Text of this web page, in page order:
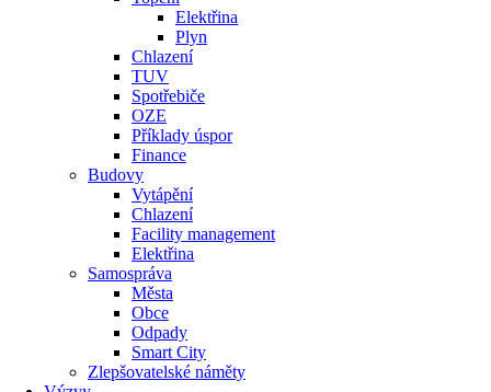
Elektřina
Plyn
Chlazení
TUV
Spotřebiče
OZE
Příklady úspor
Finance
Budovy
Vytápění
Chlazení
Facility management
Elektřina
Samospráva
Města
Obce
Odpady
Smart City
Zlepšovatelské náměty